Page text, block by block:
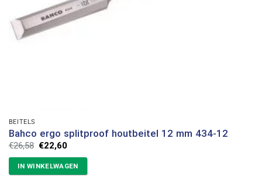
BEITELS
Bahco ergo splitproof houtbeitel 12 mm 434-12
€26,58 Oorspronkelijke
prijs
was:
€26,58.
€22,60Huidige
is:
€22,60.
IN WINKELWAGEN